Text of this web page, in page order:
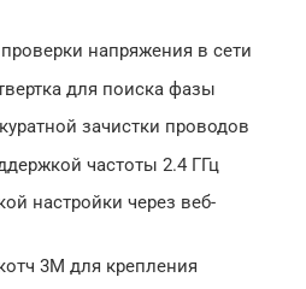
напряжения в сети
для поиска фазы
зачистки проводов
частоты 2.4 ГГц
настройки через веб-
3M для крепления